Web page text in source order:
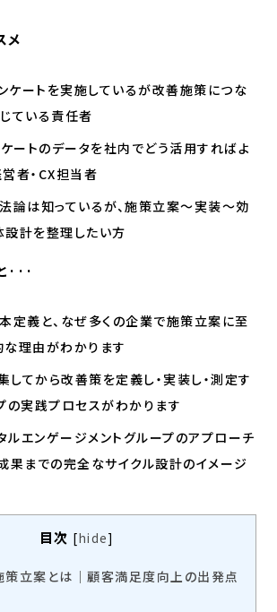
メ
ケートを実施しているが改善施策につな
ている責任者
ートのデータを社内でどう活用すればよ
者・CX担当者
論は知っているが、施策立案〜実装〜効
計を整理したい方
···
定義と、なぜ多くの企業で施策立案に至
理由がわかります
してから改善策を定義し・実装し・測定す
の実践プロセスがわかります
ルエンゲージメントグループのアプローチ
果までの完全なサイクル設計のイメージ
目次 [hide]
策立案とは｜顧客満足度向上の出発点